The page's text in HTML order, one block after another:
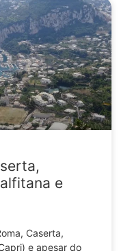
e
Caserta,
e apesar do